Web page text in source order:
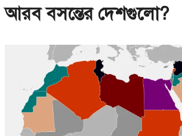
আরব বসন্তের দেশগুলো?